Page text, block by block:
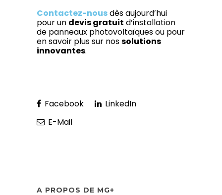
Contactez-nousdès aujourd’hui
pour un devis gratuit d’installation
de panneaux photovoltaïques ou pour
en savoir plus sur nossolutions
innovantes.
Facebook
LinkedIn
E-Mail
A PROPOS DE MG+